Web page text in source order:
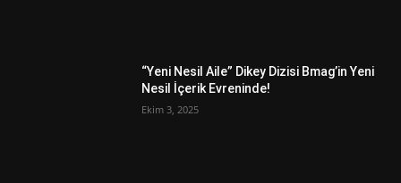
“Yeni Nesil Aile” Dikey Dizisi Bmag’in Yeni
Nesil İçerik Evreninde!
Ekim 3, 2025